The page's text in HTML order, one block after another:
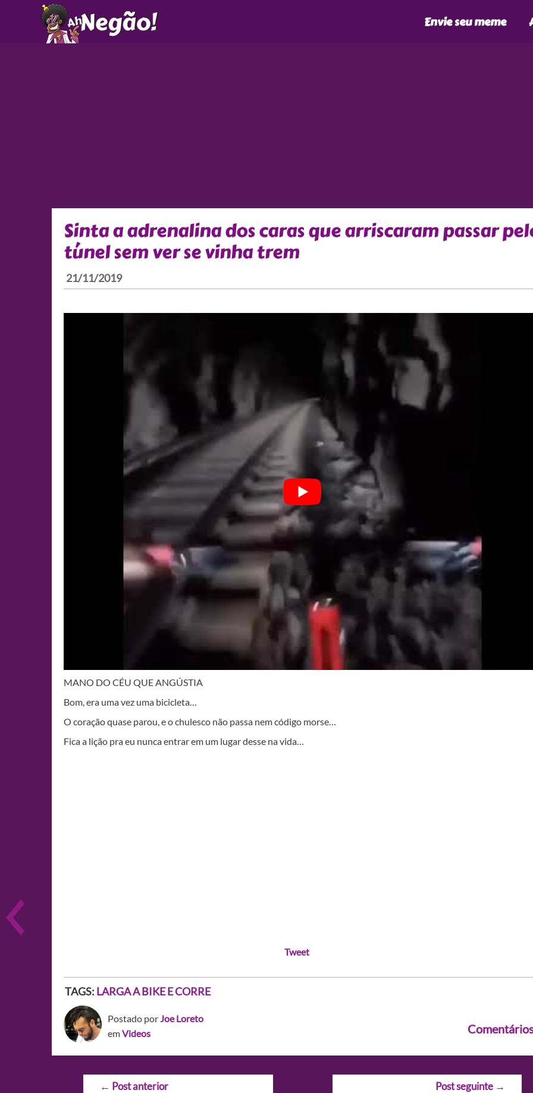
Envie seu meme
Sinta a adrenalina dos caras que arriscaram passar
túnel sem ver se vinha trem
21/11/2019
MANO DO CÉU QUE ANGÚSTIA
Bom, era uma vez uma bicicleta…
O coração quase parou, e o chulesco não passa nem código morse…
Fica a lição pra eu nunca entrar em um lugar desse na vida…
Tweet
TAGS: LARGA A BIKE E CORRE
Postado porJoe Loreto
emVideos
Navegação
← Post anterior Post seguinte →